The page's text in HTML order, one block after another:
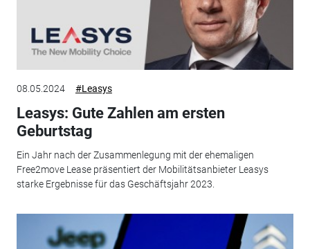
08.05.2024 #Leasys
Leasys: Gute Zahlen am ersten
Geburtstag
Ein Jahr nach der Zusammenlegung mit der ehemaligen
Free2move Lease präsentiert der Mobilitätsanbieter Leasys
starke Ergebnisse für das Geschäftsjahr 2023.